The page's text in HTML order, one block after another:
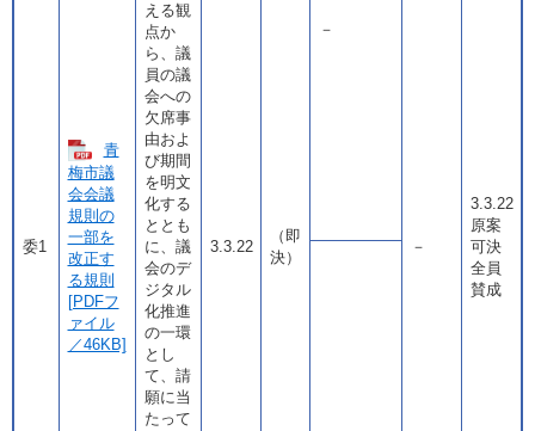
委1
青
梅市議
会会議
規則の
一部を
改正す
る規則
[PDFフ
ァイル
／46KB]
える観
点か
ら、議
員の議
会への
欠席事
由およ
び期間
を明文
化する
ととも
に、議
会のデ
ジタル
化推進
の一環
とし
て、請
願に当
たって
3.3.22
（即
決）
－
－
3.3.22
原案
可決
全員
賛成